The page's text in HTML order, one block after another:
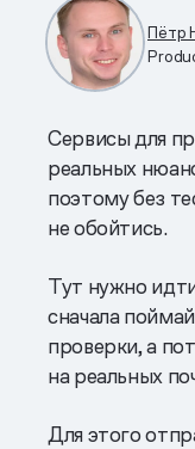
Пётр
Сервисы для
реальных
поэтому без
не обойтись.
Тут нужно
сначала
проверки, а
на реальных
Для этого